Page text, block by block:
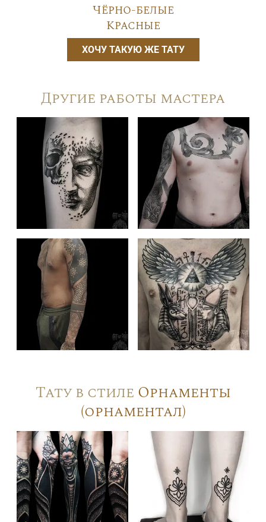
Чёрно-белые
Красные
ХОЧУ ТАКУЮ ЖЕ ТАТУ
Другие работы мастера
Тату в стиле Орнаменты
(орнаментал)